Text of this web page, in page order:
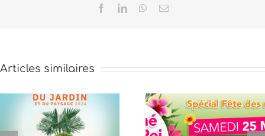
FacebookLinkedInWhatsApp
Email
Articles similaires
Marché Plant’Pei